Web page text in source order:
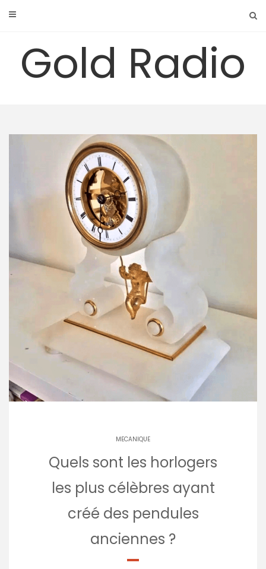
Gold Radio
MECANIQUE
Quels sont les horlogers
les plus célèbres ayant
créé des pendules
anciennes ?